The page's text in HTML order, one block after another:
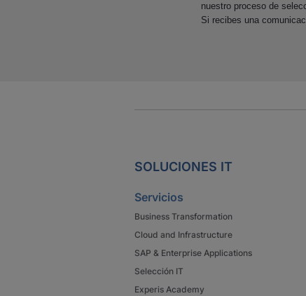
nuestro proceso de
Si recibes una
SOLUCIONES IT
Servicios
Business Transformation
Cloud and Infrastructure
SAP & Enterprise Applications
Selección IT
Experis Academy